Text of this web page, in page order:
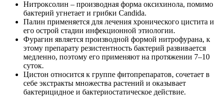
Нитроксолин – производная форма оксихинола, помимо
бактерий угнетает и грибки Candida.
Палин применяется для лечения хронического цистита и
его острой стадии инфекционной этиологии.
Фурагин является производной формой нитрофурана, к
этому препарату резистентность бактерий развивается
медленно, поэтому его применяют на протяжении 7–10
суток.
Цистон относится к группе фитопрепаратов, сочетает в
себе экстракты множества растений и оказывает
бактерицидное и бактериостатическое действие.